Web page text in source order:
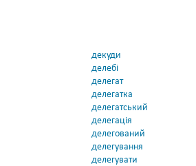
декуди
делебі
делегат
делегатка
делегатський
делегація
делегований
делегування
делегувати